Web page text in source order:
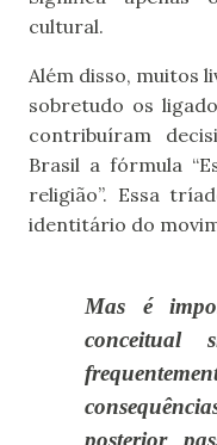
cultural.
Além disso, muitos
sobretudo os
contribuíram
Brasil a fórmula
religião”. Essa
identitário do
Mas é
conceitual
posterior